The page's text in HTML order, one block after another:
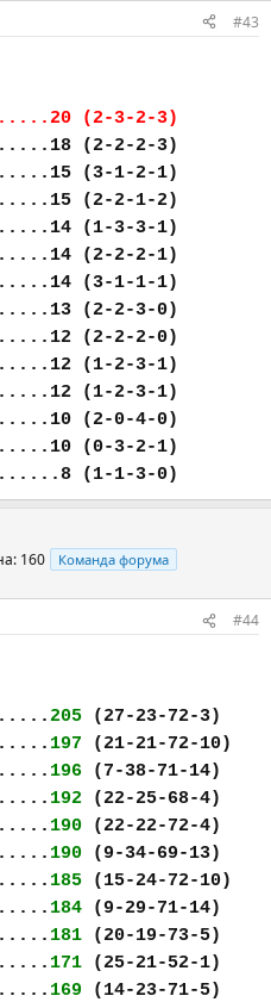
#43
(2-3-2-3)
(2-2-2-3)
(3-1-2-1)
(2-2-1-2)
(1-3-3-1)
(2-2-2-1)
(3-1-1-1)
(2-2-3-0)
(2-2-2-0)
(1-2-3-1)
(1-2-3-1)
(2-0-4-0)
(0-3-2-1)
(1-1-3-0)
160 Команда форума
#44
205 (27-23-72-3)
197 (21-21-72-10)
196 (7-38-71-14)
192 (22-25-68-4)
190 (22-22-72-4)
190 (9-34-69-13)
185 (15-24-72-10)
184 (9-29-71-14)
181 (20-19-73-5)
171 (25-21-52-1)
169 (14-23-71-5)